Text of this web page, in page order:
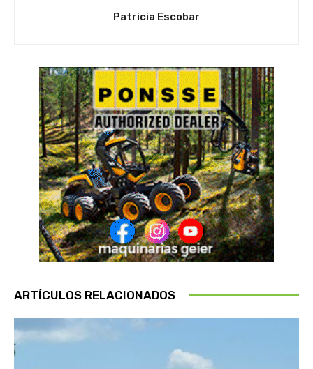
Patricia Escobar
ARTÍCULOS RELACIONADOS